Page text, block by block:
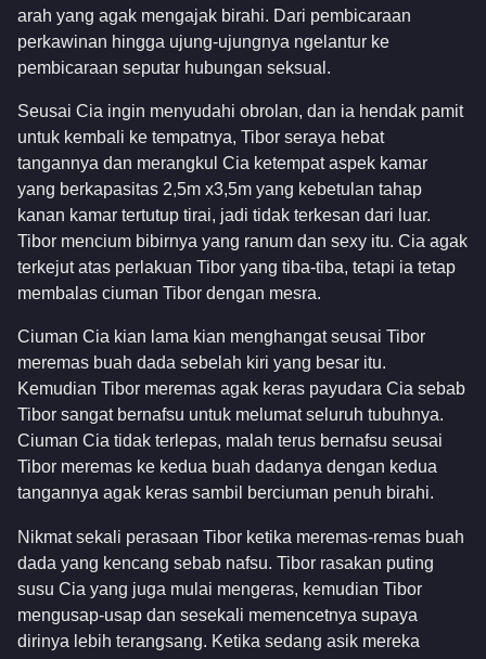
arah yang agak mengajak birahi. Dari pembicaraan
perkawinan hingga ujung-ujungnya ngelantur ke
pembicaraan seputar hubungan seksual.
Seusai Cia ingin menyudahi obrolan, dan ia hendak pamit
untuk kembali ke tempatnya, Tibor seraya hebat
tangannya dan merangkul Cia ketempat aspek kamar
yang berkapasitas 2,5m x3,5m yang kebetulan tahap
kanan kamar tertutup tirai, jadi tidak terkesan dari luar.
Tibor mencium bibirnya yang ranum dan sexy itu. Cia agak
terkejut atas perlakuan Tibor yang tiba-tiba, tetapi ia tetap
membalas ciuman Tibor dengan mesra.
Ciuman Cia kian lama kian menghangat seusai Tibor
meremas buah dada sebelah kiri yang besar itu.
Kemudian Tibor meremas agak keras payudara Cia sebab
Tibor sangat bernafsu untuk melumat seluruh tubuhnya.
Ciuman Cia tidak terlepas, malah terus bernafsu seusai
Tibor meremas ke kedua buah dadanya dengan kedua
tangannya agak keras sambil berciuman penuh birahi.
Nikmat sekali perasaan Tibor ketika meremas-remas buah
dada yang kencang sebab nafsu. Tibor rasakan puting
susu Cia yang juga mulai mengeras, kemudian Tibor
mengusap-usap dan sesekali memencetnya supaya
dirinya lebih terangsang. Ketika sedang asik mereka